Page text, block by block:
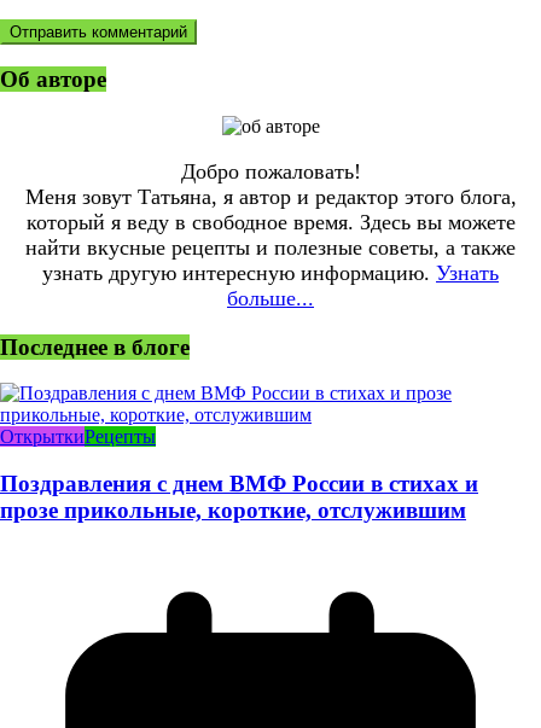
Об авторе
Добро пожаловать!
Меня зовут Татьяна, я автор и редактор этого блога,
который я веду в свободное время. Здесь вы можете
найти вкусные рецепты и полезные советы, а также
узнать другую интересную информацию. Узнать
больше...
Последнее в блоге
ОткрыткиРецепты
Поздравления с днем ВМФ России в стихах и
прозе прикольные, короткие, отслужившим